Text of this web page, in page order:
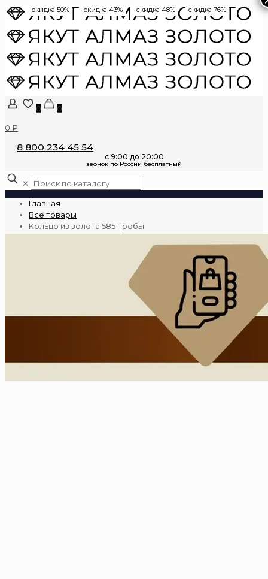
0
0
0 ₽
8 800 234 45 54
✕
Главная
Все товары
Кольцо из золота 585 пробы
скидка 50% скидка 43% скидка 48% скидка 76%